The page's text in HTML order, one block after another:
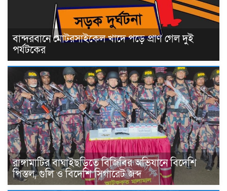
বান্দরবানে মোটরসাইকেল খাদে পড়ে প্রাণ গেল দুই
পর্যটকের
রাঙ্গামাটির বাঘাইছড়িতে বিজিবির অভিযানে বিদেশি
পিস্তল, গুলি ও বিদেশি সিগারেট জব্দ